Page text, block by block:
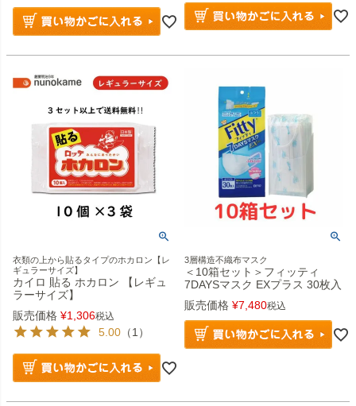
衣類の上から貼るタイプのホカロン【レ
ギュラーサイズ】
カイロ 貼る ホカロン 【レギュ
ラーサイズ】
販売価格 ¥1,306税込
5.00 （1）
3層構造不織布マスク
＜10箱セット＞フィッティ
7DAYSマスク EXプラス 30枚入
販売価格 ¥7,480税込